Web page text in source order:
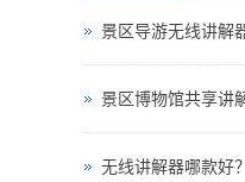
景区导游无线讲解
无线讲解器哪款好